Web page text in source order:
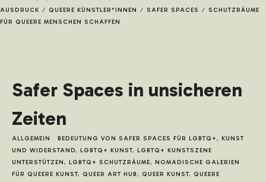
LOGIN
AUSDRUCK / QUEERE KÜNSTLER*INNEN / SAFER SPACES / SCHUTZRÄUME
FÜR QUEERE MENSCHEN SCHAFFEN
Safer Spaces in unsicheren
Zeiten
ALLGEMEIN BEDEUTUNG VON SAFER SPACES FÜR LGBTQ+, KUNST
UND WIDERSTAND, LGBTQ+ KUNST, LGBTQ+ KUNSTSZENE
UNTERSTÜTZEN, LGBTQ+ SCHUTZRÄUME, NOMADISCHE GALERIEN
FÜR QUEERE KUNST, QUEER ART HUB, QUEER KUNST, QUEERE